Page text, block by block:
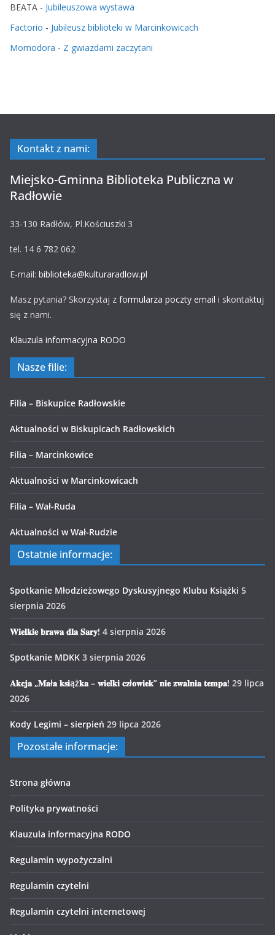
BEATA - Jubileuszowa wystawa
Factorio - Jubileusz biblioteki w Marcinkowicach
Momodora - Z gwiazdami zaczytani
Kontakt z nami:
Miejsko-Gminna Biblioteka Publiczna w
Radłowie
33-130 Radłów, Pl.Kościuszki 3
tel. 14 6 782 062
E-mail: biblioteka@kulturaradlow.pl
Masz pytania? Skorzystaj z formularza poczty email i skontaktuj
się z nami.
Klauzula informacyjna RODO
Nasze filie:
Filia – Biskupice Radłowskie
Aktualności w Biskupicach Radłowskich
Filia – Marcinkowice
Aktualności w Marcinkowicach
Filia – Wał-Ruda
Aktualności w Wał-Rudzie
Ostatnie informacje:
Spotkanie Młodzieżowego Dyskusyjnego Klubu Książki 5
sierpnia 2026
𝐖𝐢𝐞𝐥𝐤𝐢𝐞 𝐛𝐫𝐚𝐰𝐚 𝐝𝐥𝐚 𝐒𝐚𝐫𝐲! 4 sierpnia 2026
Spotkanie MDKK 3 sierpnia 2026
𝐀𝐤𝐜𝐣𝐚 „𝐌𝐚ł𝐚 𝐤𝐬𝐢ąż𝐤𝐚 – 𝐰𝐢𝐞𝐥𝐤𝐢 𝐜𝐳ł𝐨𝐰𝐢𝐞𝐤” 𝐧𝐢𝐞 𝐳𝐰𝐚𝐥𝐧𝐢𝐚 𝐭𝐞𝐦𝐩𝐚! 29 lipca
2026
Kody Legimi – sierpień 29 lipca 2026
Pozostałe informacje:
Strona główna
Polityka prywatności
Klauzula informacyjna RODO
Regulamin wypożyczalni
Regulamin czytelni
Regulamin czytelni internetowej